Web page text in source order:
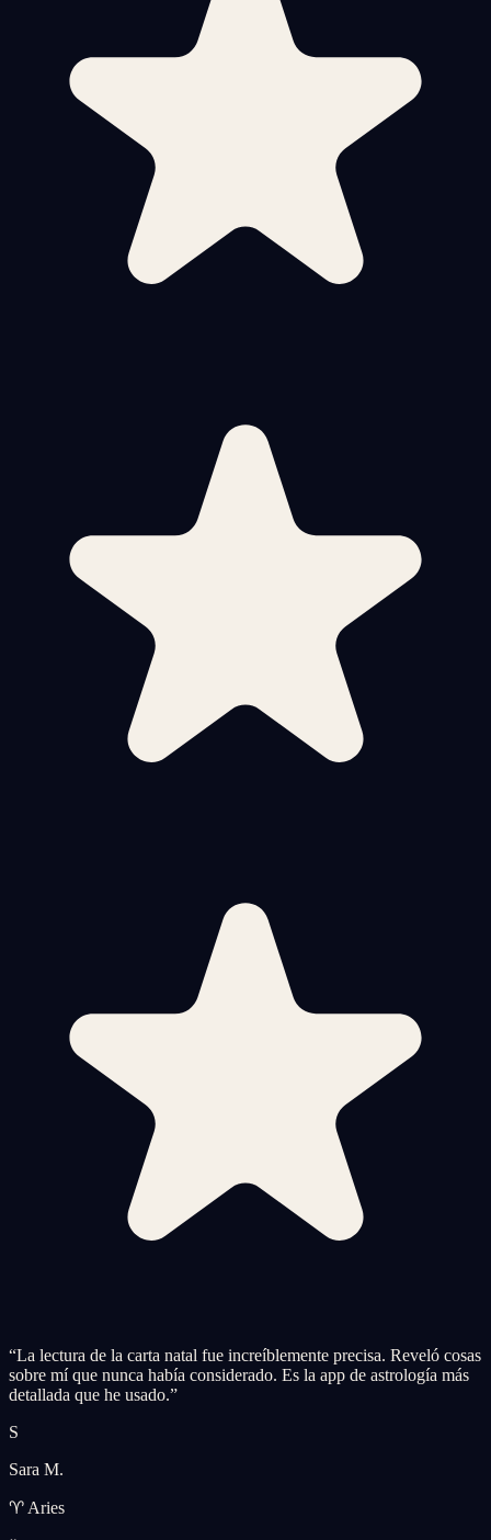
“La lectura de la carta natal fue increíblemente precisa. Reveló cosas
sobre mí que nunca había considerado. Es la app de astrología más
detallada que he usado.”
S
Sara M.
♈ Aries